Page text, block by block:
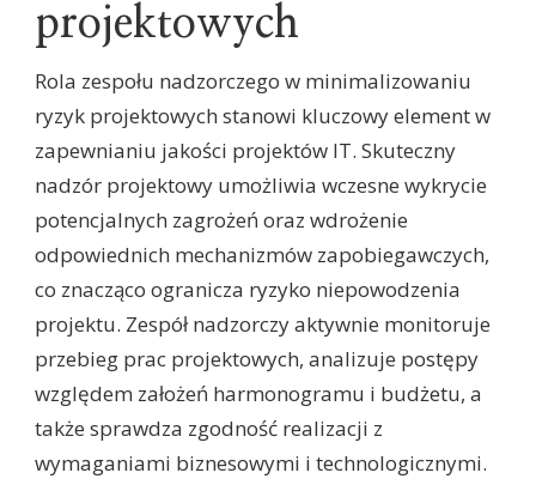
projektowych
Rola zespołu nadzorczego w minimalizowaniu
ryzyk projektowych stanowi kluczowy element w
zapewnianiu jakości projektów IT. Skuteczny
nadzór projektowy umożliwia wczesne wykrycie
potencjalnych zagrożeń oraz wdrożenie
odpowiednich mechanizmów zapobiegawczych,
co znacząco ogranicza ryzyko niepowodzenia
projektu. Zespół nadzorczy aktywnie monitoruje
przebieg prac projektowych, analizuje postępy
względem założeń harmonogramu i budżetu, a
także sprawdza zgodność realizacji z
wymaganiami biznesowymi i technologicznymi.